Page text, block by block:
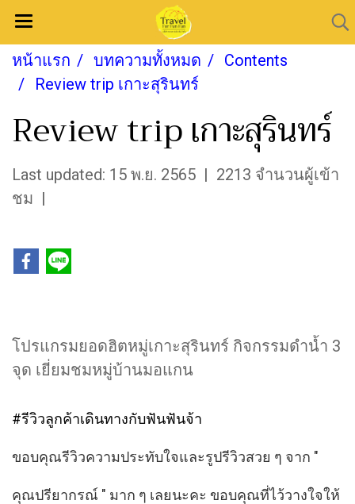
หน้าแรก บทความทั้งหมด
Contents
Review trip เกาะสุรินทร์
Review trip เกาะสุรินทร์
Last updated: 15 พ.ย. 2565 | 2213 จำนวนผู้เข้า
ชม |
โปรแกรมยอดฮิตหมู่เกาะสุรินทร์ กิจกรรมดำน้ำ 3
จุด เยี่ยมชมหมู่บ้านมอแกน
#รีวิวลูกค้าเดินทางกับฟันฟันจ้า
ขอบคุณรีวิวความประทับใจและรูปรีวิวสวย ๆ จาก "
คุณปรียากรณ์ " มาก ๆ เลยนะคะ ขอบคุณที่ไว้วางใจให้